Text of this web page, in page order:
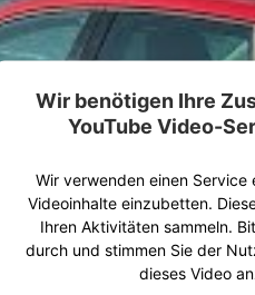
Wir benötigen Ihre
YouTube Video-
Wir verwenden einen Service
Videoinhalte einzubetten.
Ihren Aktivitäten sammeln.
durch und stimmen Sie der
dieses Video